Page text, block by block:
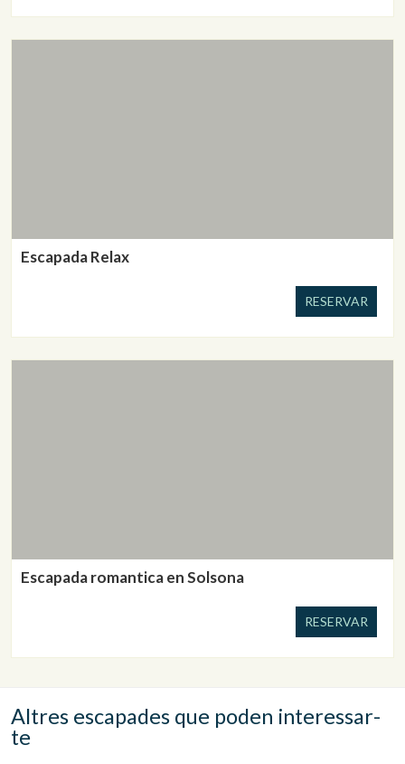
Escapada Relax
RESERVAR
Escapada romantica en Solsona
RESERVAR
Altres escapades que poden interessar-
te